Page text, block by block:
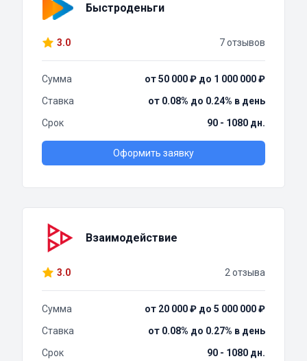
Быстроденьги
3.0 7 отзывов
Сумма
от 50 000 ₽ до 1 000 000 ₽
Ставка
от 0.08% до 0.24% в день
Срок
90 - 1080 дн.
Оформить заявку
Взаимодействие
3.0 2 отзыва
Сумма
от 20 000 ₽ до 5 000 000 ₽
Ставка
от 0.08% до 0.27% в день
Срок
90 - 1080 дн.